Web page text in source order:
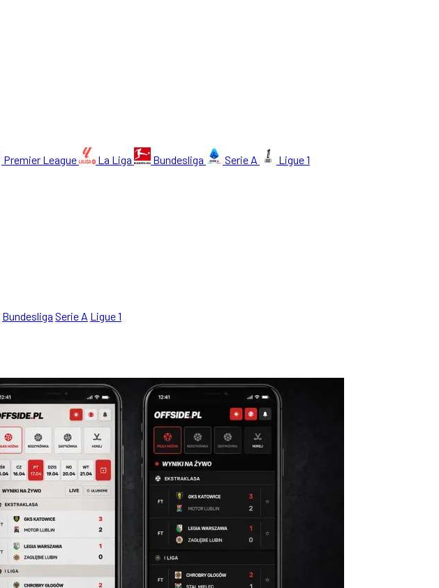
Premier League La Liga Bundesliga Serie A
Ligue 1
Bundesliga Serie A Ligue 1